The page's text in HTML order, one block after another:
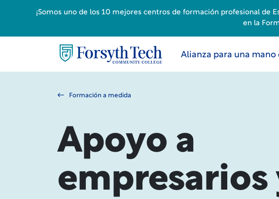
Alianza para una
Formación a medida
Apoyo a
empresarios
¡Somos uno de los 10 mejores centros de formación profesional de
en la